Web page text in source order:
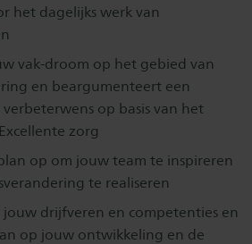
het dagelijks werk van
vak-droom op het gebied van
en beargumenteert een
op basis van het
zorg
op om jouw team te inspireren
te realiseren
drijfveren en competenties en
op jouw ontwikkeling en de